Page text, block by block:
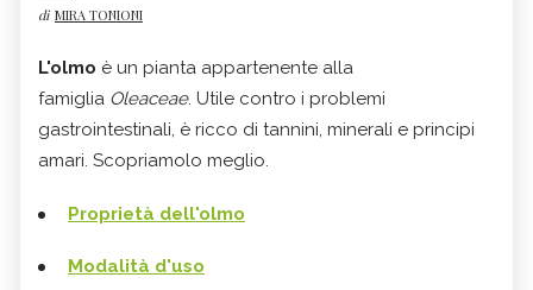
di MIRA TONIONI
L'olmo è un pianta appartenente alla
famiglia Oleaceae. Utile contro i problemi
gastrointestinali, è ricco di tannini, minerali e principi
amari. Scopriamolo meglio.
Proprietà dell'olmo
Modalità d'uso